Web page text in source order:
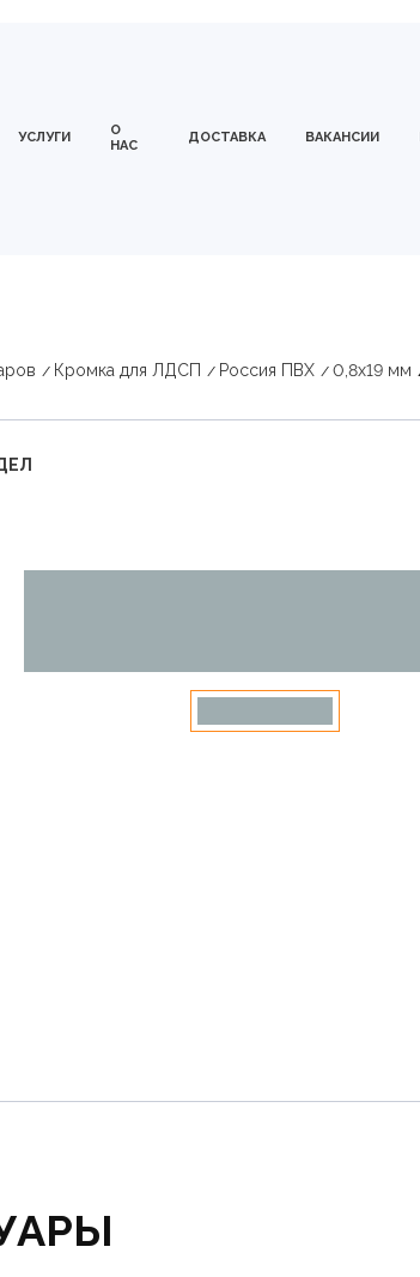
УСЛУГИ
О
НАС
ДОСТАВКА ВАКАНСИИ
Кромка для ЛДСП Россия ПВХ 0,8х19 мм